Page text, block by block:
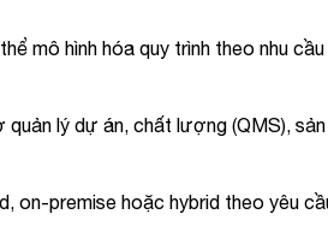
mô hình hóa quy trình theo nhu
quản lý dự án, chất lượng (QMS),
on-premise hoặc hybrid theo yêu